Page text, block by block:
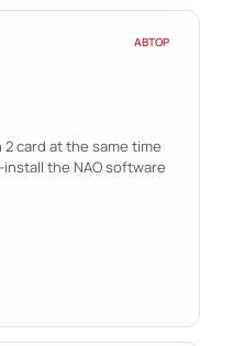
АВТОР
card at the same time
the NAO software